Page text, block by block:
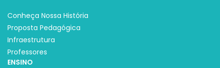
Conheça Nossa História
Proposta Pedagógica
Infraestrutura
Professores
ENSINO